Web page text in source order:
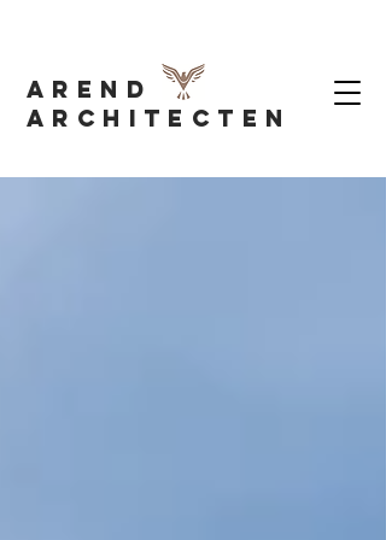
AREND
Architecten